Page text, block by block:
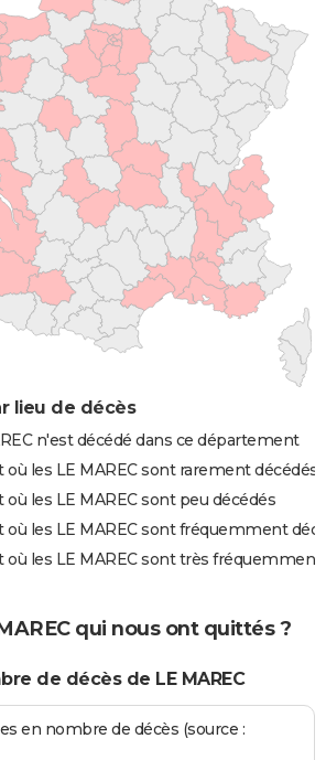
lieu de décès
n'est décédé dans ce département
les LE MAREC sont rarement décédés
les LE MAREC sont peu décédés
les LE MAREC sont fréquemment
les LE MAREC sont très fréquemment
qui nous ont quittés ?
de décès de LE MAREC
en nombre de décès (source :